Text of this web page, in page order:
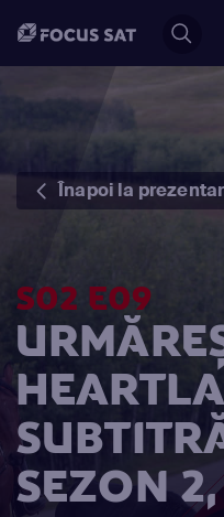
Înapoi la
S02 E09
SEZON